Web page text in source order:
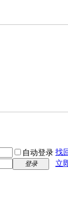
自动登录 找
登录
立